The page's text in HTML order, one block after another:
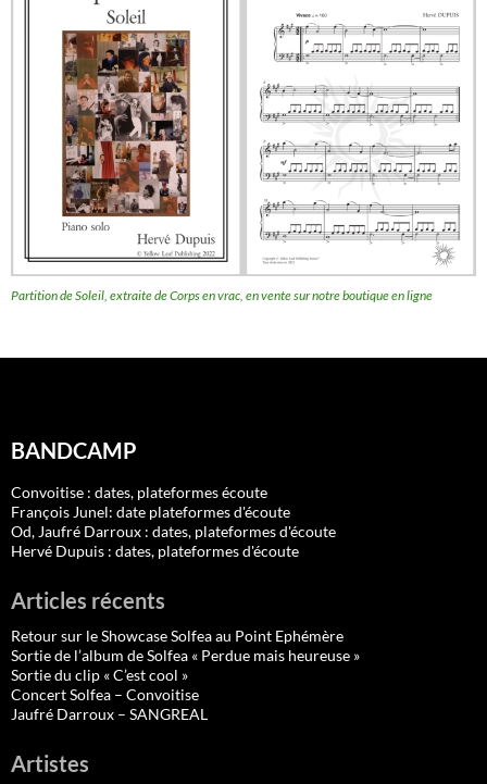
Partition de Soleil, extraite de Corps en vrac, en vente sur notre boutique en ligne
BANDCAMP
Convoitise : dates, plateformes écoute
François Junel: date plateformes d'écoute
Od, Jaufré Darroux : dates, plateformes d'écoute
Hervé Dupuis : dates, plateformes d'écoute
Articles récents
Retour sur le Showcase Solfea au Point Ephémère
Sortie de l’album de Solfea « Perdue mais heureuse »
Sortie du clip « C’est cool »
Concert Solfea – Convoitise
Jaufré Darroux – SANGREAL
Artistes